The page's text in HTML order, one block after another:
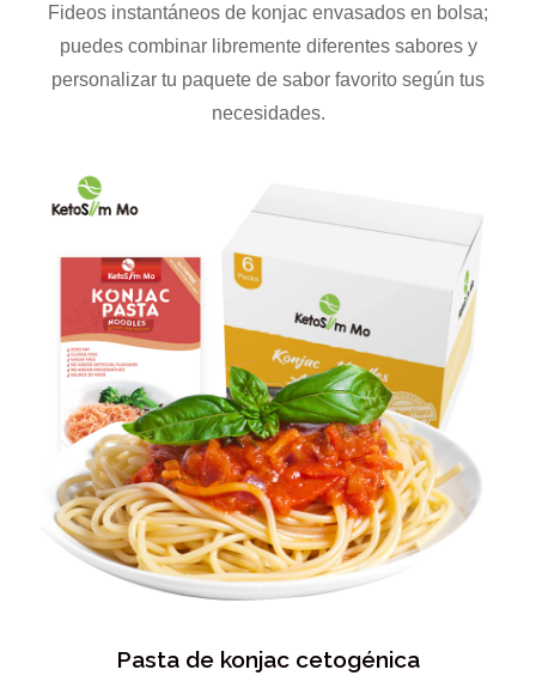
Fideos instantáneos de konjac envasados ​​en bolsa;
puedes combinar libremente diferentes sabores y
personalizar tu paquete de sabor favorito según tus
necesidades.
Pasta de konjac cetogénica